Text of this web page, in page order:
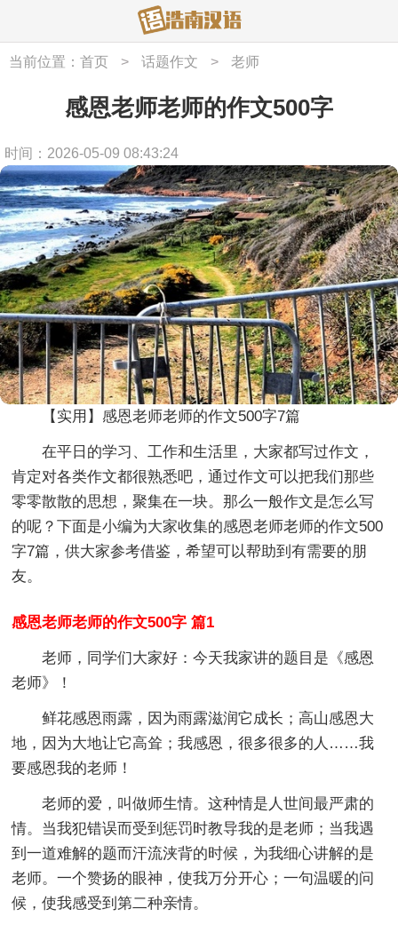
当前位置： 首页 > 话题作文 > 老师
感恩老师老师的作文500字
时间：2026-05-09 08:43:24
【实用】感恩老师老师的作文500字7篇
在平日的学习、工作和生活里，大家都写过作文，
肯定对各类作文都很熟悉吧，通过作文可以把我们那些
零零散散的思想，聚集在一块。那么一般作文是怎么写
的呢？下面是小编为大家收集的感恩老师老师的作文500
字7篇，供大家参考借鉴，希望可以帮助到有需要的朋
友。
感恩老师老师的作文500字 篇1
老师，同学们大家好：今天我家讲的题目是《感恩
老师》！
鲜花感恩雨露，因为雨露滋润它成长；高山感恩大
地，因为大地让它高耸；我感恩，很多很多的人……我
要感恩我的老师！
老师的爱，叫做师生情。这种情是人世间最严肃的
情。当我犯错误而受到惩罚时教导我的是老师；当我遇
到一道难解的题而汗流浃背的时候，为我细心讲解的是
老师。一个赞扬的眼神，使我万分开心；一句温暖的问
候，使我感受到第二种亲情。